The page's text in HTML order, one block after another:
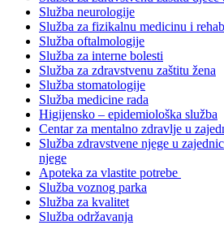
Služba neurologije
Služba za fizikalnu medicinu i
Služba oftalmologije
Služba za interne bolesti
Služba za zdravstvenu zaštitu žena
Služba stomatologije
Služba medicine rada
Higijensko – epidemiološka služba
Centar za mentalno zdravlje u
Služba zdravstvene njege u
njege
Apoteka za vlastite potrebe
Služba voznog parka
Služba za kvalitet
Služba održavanja